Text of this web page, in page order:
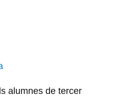
alumnes de tercer